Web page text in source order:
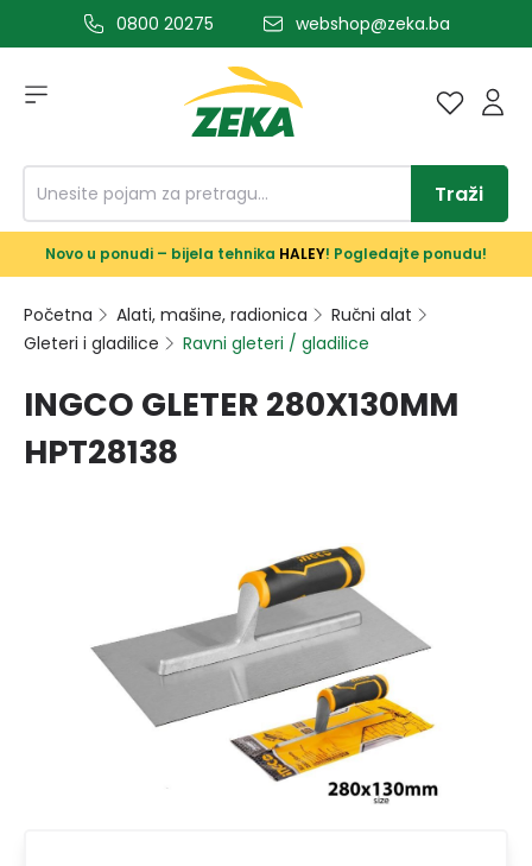
glavni sadržaj0800 20275 webshop@zeka.ba
Traži
Novo u ponudi – bijela tehnika HALEY! Pogledajte ponudu!
Početna Alati, mašine, radionica
Ručni alat
Gleteri i gladilice
Ravni gleteri / gladilice
INGCO GLETER 280X130MM
HPT28138